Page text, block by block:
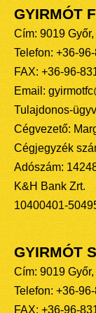
GYIRMÓT
Cím: 9019
Telefon: +36-
FAX: +36-96-
Email:
Tulajdonos-
Cégvezető:
Cégjegyzék
Adószám:
K&H Bank Zrt.
10400401-
GYIRMÓT
Cím: 9019
Telefon: +36-
FAX: +36-96-